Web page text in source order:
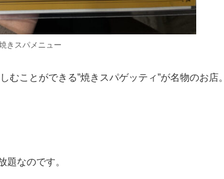
きスパメニュー
ことができる”焼きスパゲッティ”が名物のお店。
題なのです。